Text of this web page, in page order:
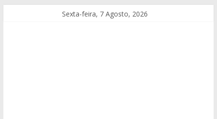
Sexta-feira, 7 Agosto, 2026